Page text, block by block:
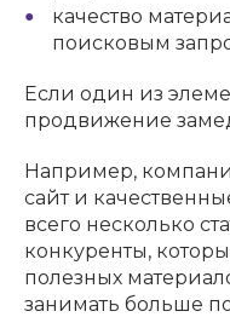
качество
поисковым
Если один из
продвижение
Например,
сайт и
всего несколько
конкуренты,
полезных
занимать больше